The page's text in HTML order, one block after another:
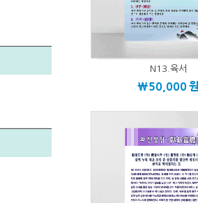
N13.육서
\50,000